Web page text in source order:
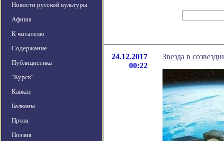
Новости русской культуры
Афиша
К читателю
Содержание
Публицистика
"Курск"
Кавказ
Балканы
Проза
Поэзия
24.12.2017
00:22
Звезда в